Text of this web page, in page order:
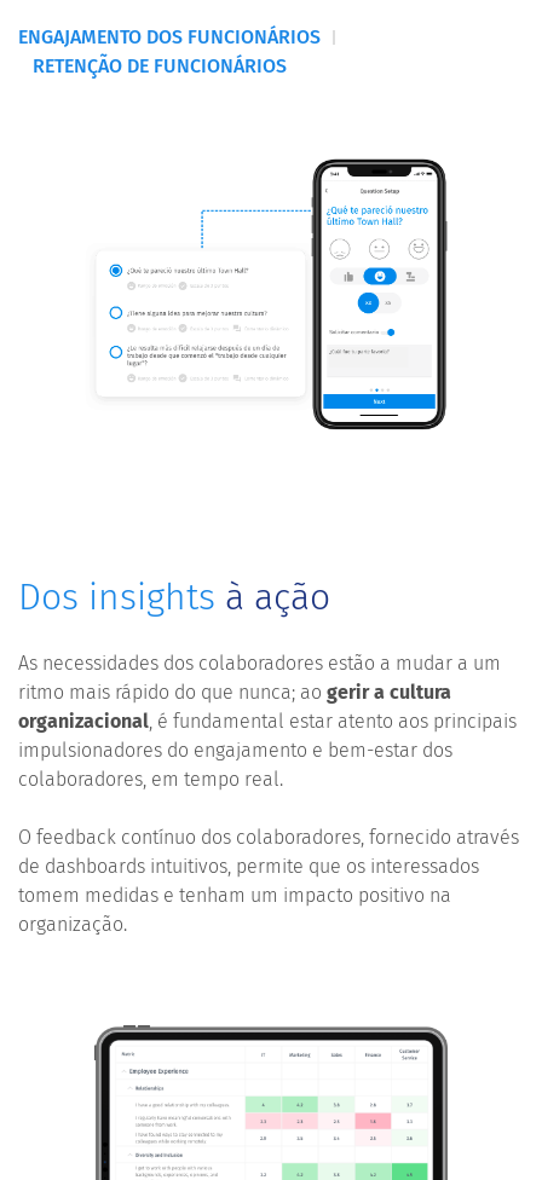
ENGAJAMENTO DOS FUNCIONÁRIOS
RETENÇÃO DE FUNCIONÁRIOS
Dos insights à ação
As necessidades dos colaboradores estão a mudar a um
ritmo mais rápido do que nunca; ao gerir a cultura
organizacional , é fundamental estar atento aos principais
impulsionadores do engajamento e bem-estar dos
colaboradores, em tempo real.
O feedback contínuo dos colaboradores, fornecido através
de dashboards intuitivos, permite que os interessados
tomem medidas e tenham um impacto positivo na
organização.